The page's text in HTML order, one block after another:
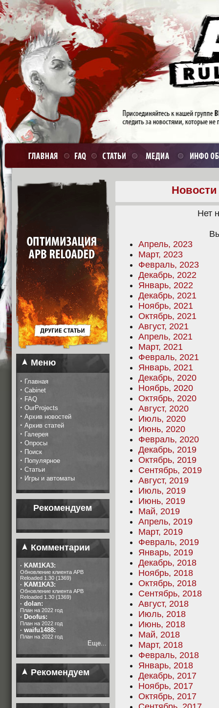
Меню
· Главная
· Cabinet
· FAQ
· OurProjects
· Архив новостей
· Архив статей
· Галерея
· Опросы
· Поиск
· Популярное
· Статьи
· Игры и автоматы
Рекомендуем
Комментарии
· KAM1KA3:
Обновление клиента APB
Reloaded 1.30 (1369)
· KAM1KA3:
Обновление клиента APB
Reloaded 1.30 (1369)
· dolan:
План на 2022 год
· Doofus:
План на 2022 год
· waifu1488:
План на 2022 год
Еще...
Рекомендуем
Нет
Апрель, 2023
Март, 2023
Февраль, 2023
Декабрь, 2022
Январь, 2022
Декабрь, 2021
Ноябрь, 2021
Октябрь, 2021
Август, 2021
Апрель, 2021
Март, 2021
Февраль, 2021
Январь, 2021
Декабрь, 2020
Ноябрь, 2020
Октябрь, 2020
Август, 2020
Июль, 2020
Июнь, 2020
Февраль, 2020
Декабрь, 2019
Октябрь, 2019
Сентябрь, 2019
Август, 2019
Июль, 2019
Июнь, 2019
Май, 2019
Апрель, 2019
Март, 2019
Февраль, 2019
Январь, 2019
Декабрь, 2018
Ноябрь, 2018
Октябрь, 2018
Сентябрь, 2018
Август, 2018
Июль, 2018
Июнь, 2018
Май, 2018
Март, 2018
Февраль, 2018
Январь, 2018
Декабрь, 2017
Ноябрь, 2017
Октябрь, 2017